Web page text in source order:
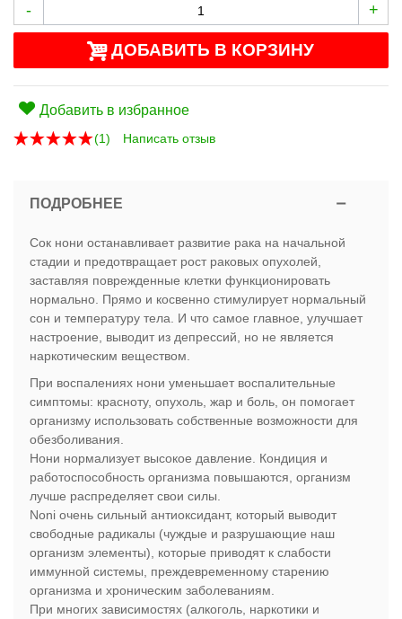
- +
ДОБАВИТЬ В КОРЗИНУ
Добавить в избранное
(1) Написать отзыв
ПОДРОБНЕЕ
Сок нони останавливает развитие рака на начальной
стадии и предотвращает рост раковых опухолей,
заставляя поврежденные клетки функционировать
нормально. Прямо и косвенно стимулирует нормальный
сон и температуру тела. И что самое главное, улучшает
настроение, выводит из депрессий, но не является
наркотическим веществом.
При воспалениях нони уменьшает воспалительные
симптомы: красноту, опухоль, жар и боль, он помогает
организму использовать собственные возможности для
обезболивания.
Нони нормализует высокое давление. Кондиция и
работоспособность организма повышаются, организм
лучше распределяет свои силы.
Noni очень сильный антиоксидант, который выводит
свободные радикалы (чуждые и разрушающие наш
организм элементы), которые приводят к слабости
иммунной системы, преждевременному старению
организма и хроническим заболеваниям.
При многих зависимостях (алкоголь, наркотики и